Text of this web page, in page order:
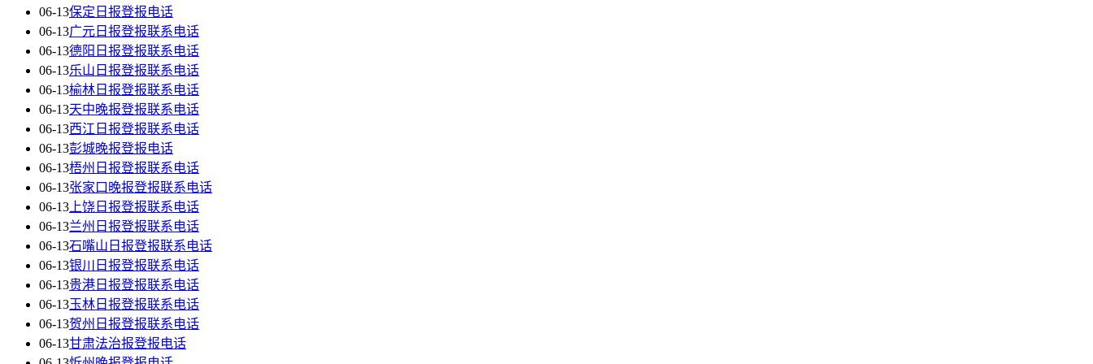
06-13保定日报登报电话
06-13广元日报登报联系电话
06-13德阳日报登报联系电话
06-13乐山日报登报联系电话
06-13榆林日报登报联系电话
06-13天中晚报登报联系电话
06-13西江日报登报联系电话
06-13彭城晚报登报电话
06-13梧州日报登报联系电话
06-13张家口晚报登报联系电话
06-13 上饶日报登报联系电话
06-13兰州日报登报联系电话
06-13石嘴山日报登报联系电话
06-13银川日报登报联系电话
06-13贵港日报登报联系电话
06-13玉林日报登报联系电话
06-13贺州日报登报联系电话
06-13甘肃法治报登报电话